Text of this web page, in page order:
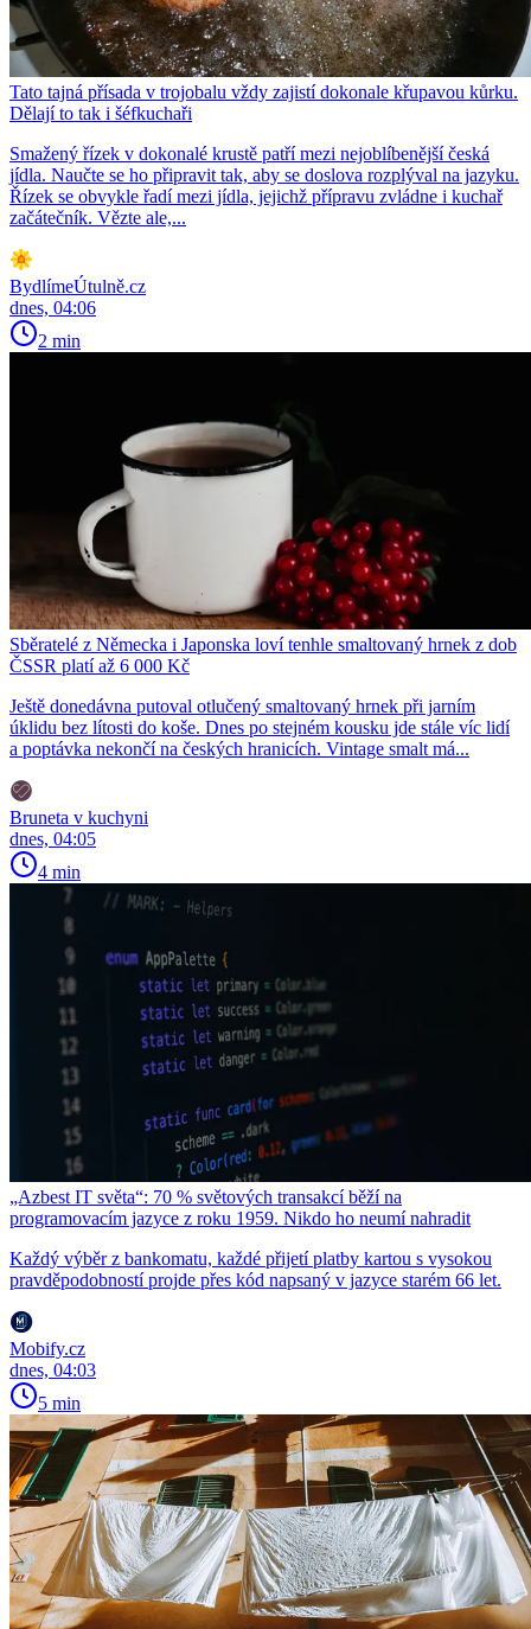
Tato tajná přísada v trojobalu vždy zajistí dokonale křupavou kůrku.
Dělají to tak i šéfkuchaři
Smažený řízek v dokonalé krustě patří mezi nejoblíbenější česká
jídla. Naučte se ho připravit tak, aby se doslova rozplýval na jazyku.
Řízek se obvykle řadí mezi jídla, jejichž přípravu zvládne i kuchař
začátečník. Vězte ale,...
BydlímeÚtulně.cz
dnes, 04:06
2 min
Sběratelé z Německa i Japonska loví tenhle smaltovaný hrnek z dob
ČSSR platí až 6 000 Kč
Ještě donedávna putoval otlučený smaltovaný hrnek při jarním
úklidu bez lítosti do koše. Dnes po stejném kousku jde stále víc lidí
a poptávka nekončí na českých hranicích. Vintage smalt má...
Bruneta v kuchyni
dnes, 04:05
4 min
„Azbest IT světa“: 70 % světových transakcí běží na
programovacím jazyce z roku 1959. Nikdo ho neumí nahradit
Každý výběr z bankomatu, každé přijetí platby kartou s vysokou
pravděpodobností projde přes kód napsaný v jazyce starém 66 let.
Mobify.cz
dnes, 04:03
5 min